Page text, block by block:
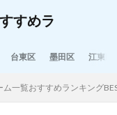
すめラ
台東区 墨田区 江東区
一覧おすすめランキング